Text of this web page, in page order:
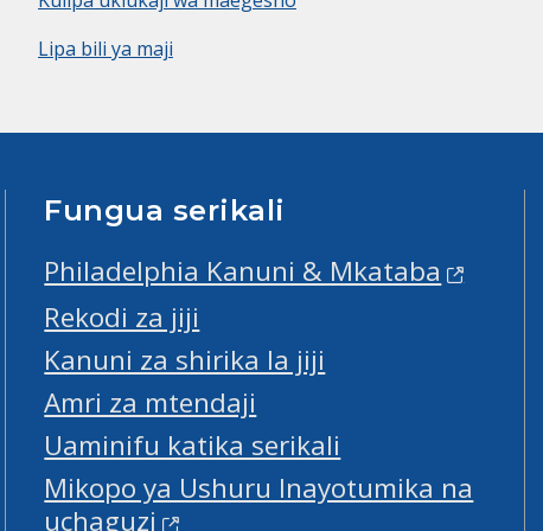
Lipa bili ya maji
Fungua serikali
Philadelphia Kanuni & Mkataba
Rekodi za jiji
Kanuni za shirika la jiji
Amri za mtendaji
Uaminifu katika serikali
Mikopo ya Ushuru Inayotumika na
uchaguzi